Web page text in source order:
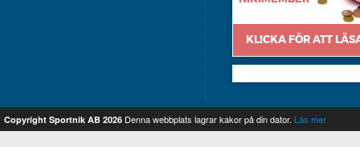
Copyright Sportnik AB 2026 Denna webbplats lagrar kakor på din dator. Läs mer